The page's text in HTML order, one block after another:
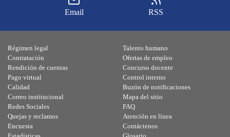
Email RSS
Régimen legal
Contratación
Rendición de cuentas
Pago virtual
Calidad
Talento humano
Ofertas de empleo
Concurso docente
Control interno
Buzón de notificaciones
Correo institucional
Redes Sociales
Quejas y reclamos
Encuesta
Mapa del sitio
FAQ
Atención en línea
Contáctenos